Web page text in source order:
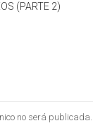
(PARTE 2)
no será publicada.